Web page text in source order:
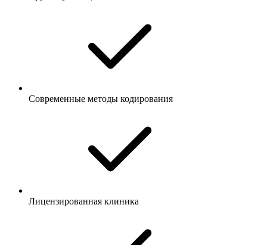
Современные методы кодирования
Лицензированная клиника